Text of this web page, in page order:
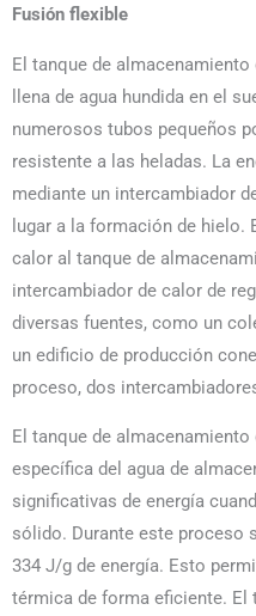
Fusión flexible
El tanque de
llena de agua hundida en el
numerosos tubos pequeños
resistente a las heladas. La
mediante un intercambiador
lugar a la formación de
calor al tanque de
intercambiador de calor de
diversas fuentes, como un
un edificio de producción
proceso, dos
El tanque de
específica del agua de
significativas de energía
sólido. Durante este proceso
334 J/g de energía. Esto
térmica de forma eficiente. El